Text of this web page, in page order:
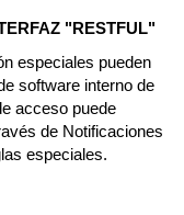
"RESTFUL"
especiales pueden
software interno de
acceso puede
de Notificaciones
especiales.